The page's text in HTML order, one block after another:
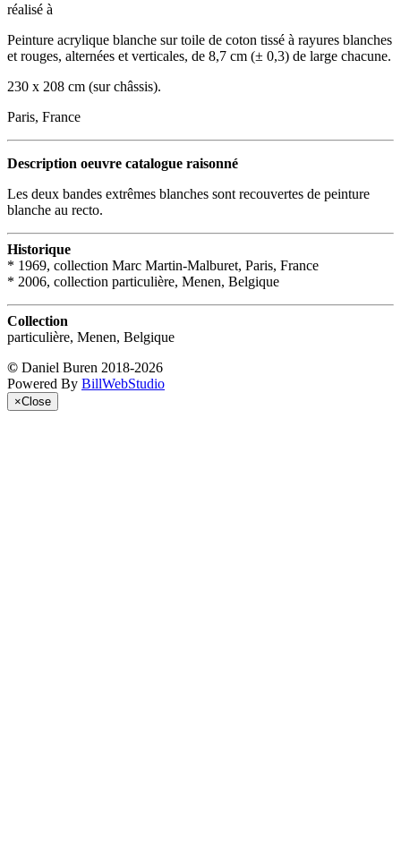
réalisé à
Peinture acrylique blanche sur toile de coton tissé à rayures blanches
et rouges, alternées et verticales, de 8,7 cm (± 0,3) de large chacune.
230 x 208 cm (sur châssis).
Paris, France
Description oeuvre catalogue raisonné
Les deux bandes extrêmes blanches sont recouvertes de peinture
blanche au recto.
Historique
* 1969, collection Marc Martin-Malburet, Paris, France
* 2006, collection particulière, Menen, Belgique
Collection
particulière, Menen, Belgique
© Daniel Buren 2018-2026
Powered By BillWebStudio
×Close